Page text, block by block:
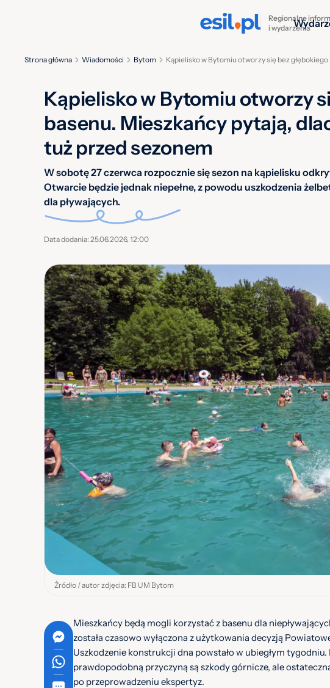
Regionalne
i wydarzenia
Kąpielisko w Bytomiu otworzy się bez
Bytom
Wiadomości
Strona główna
Kąpielisko w Bytomiu otworzy
basenu. Mieszkańcy pytają,
tuż przed sezonem
W sobotę 27 czerwca rozpocznie się sezon na kąpielisku
Otwarcie będzie jednak niepełne, z powodu uszkodzenia
dla pływających.
Data dodania: 25.06.2026, 12:00
Źródło / autor zdjęcia: FB UM Bytom
Mieszkańcy będą mogli korzystać z basenu dla
została czasowo wyłączona z użytkowania decyzją
Uszkodzenie konstrukcji dna powstało w ubiegłym
prawdopodobną przyczyną są szkody górnicze, ale
po przeprowadzeniu ekspertyz.